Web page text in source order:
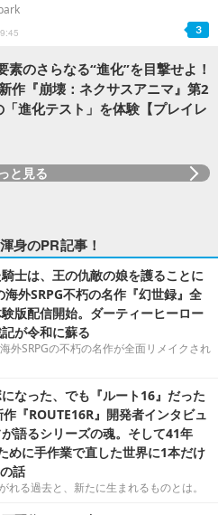
3
素のさらなる“進化”を目撃せよ！
作『崩壊：ネクサスアニマ』第2
進化テスト」を体験【プレイレ
と見る
身のPR記事！
士は、王の仇敵の娘を護ることに
外SRPG不朽の名作『幻世録』全
版配信開始。ダーティーヒーロー
が令和に蘇る
外SRPGの不朽の名作が全面リメイクされ
なった、でも『ルート16』だった
『ROUTE16R』開発者インタビュ
語るシリーズの魂。そして41年
めに手作業で直した世界に1本だけ
話
れる過去と、新たに生まれるものとは。